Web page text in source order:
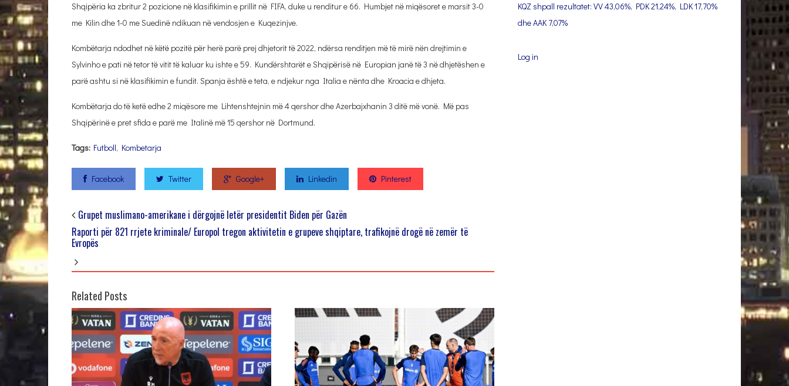
Shqipëria ka zbritur 2 pozicione në klasifikimin e prillit në FIFA, duke u renditur e 66. Humbjet në miqësoret e marsit 3-0
me Kilin dhe 1-0 me Suedinë ndikuan në vendosjen e Kuqezinjve.
Kombëtarja ndodhet në këtë pozitë për herë parë prej dhjetorit të 2022, ndërsa renditjen më të mirë nën drejtimin e
Sylvinho e pati në tetor të vitit të kaluar ku ishte e 59. Kundërshtarët e Shqipërisë në Europian janë të 3 në dhjetëshen e
parë ashtu si në klasifikimin e fundit. Spanja është e teta, e ndjekur nga Italia e nënta dhe Kroacia e dhjeta.
Kombëtarja do të ketë edhe 2 miqësore me Lihtenshtejnin më 4 qershor dhe Azerbajxhanin 3 ditë më vonë. Më pas
Shqipërinë e pret sfida e parë me Italinë më 15 qershor në Dortmund.
Tags: Futboll, Kombetarja
Facebook Twitter Google+ Linkedin Pinterest
Grupet muslimano-amerikane i dërgojnë letër presidentit Biden për Gazën
Raporti për 821 rrjete kriminale/ Europol tregon aktivitetin e grupeve shqiptare, trafikojnë drogë në zemër të
Evropës
Related Posts
KQZ shpall rezultatet: VV 43,06%, PDK 21,24%, LDK 17,70%
dhe AAK 7,07%
Log in